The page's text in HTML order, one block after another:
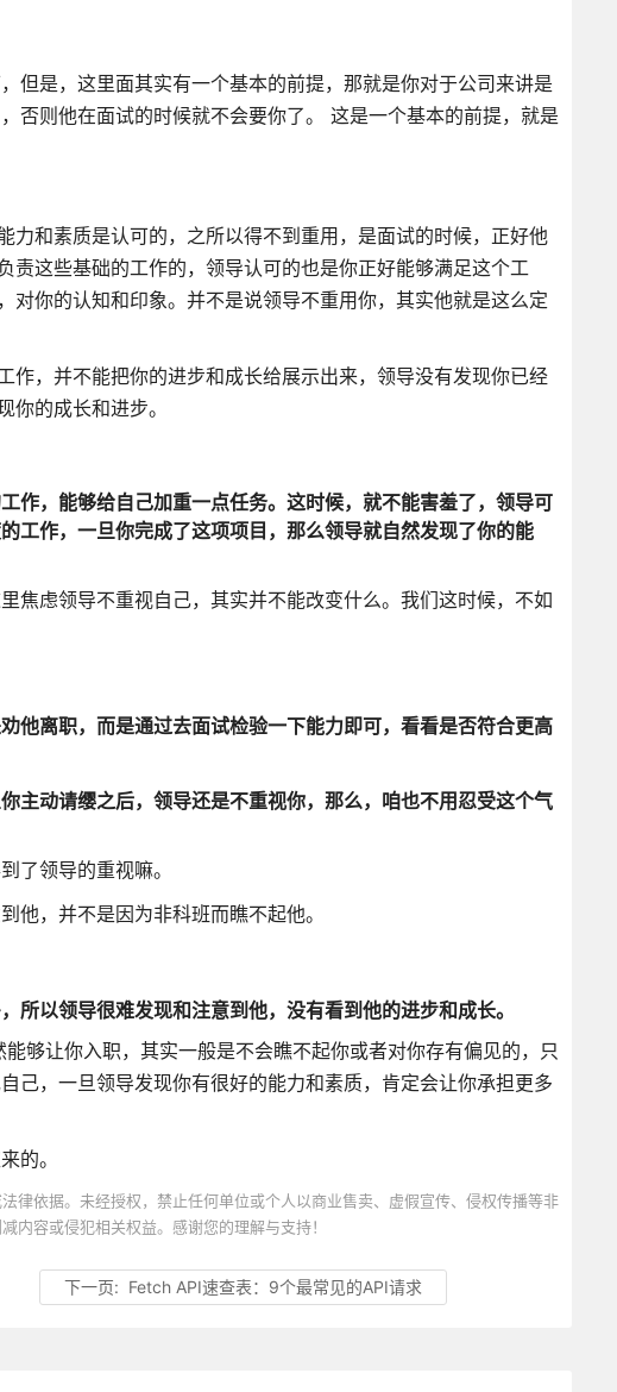
但是，这里面其实有一个基本的前提，那就是你对于公司来讲是
否则他在面试的时候就不会要你了。 这是一个基本的前提，就是
和素质是认可的，之所以得不到重用，是面试的时候，正好他
这些基础的工作的，领导认可的也是你正好能够满足这个工
你的认知和印象。并不是说领导不重用你，其实他就是这么定
，并不能把你的进步和成长给展示出来，领导没有发现你已经
的成长和进步。
作，能够给自己加重一点任务。这时候，就不能害羞了，领导可
工作，一旦你完成了这项项目，那么领导就自然发现了你的能
焦虑领导不重视自己，其实并不能改变什么。我们这时候，不如
他离职，而是通过去面试检验一下能力即可，看看是否符合更高
主动请缨之后，领导还是不重视你，那么，咱也不用忍受这个气
了领导的重视嘛。
他，并不是因为非科班而瞧不起他。
以领导很难发现和注意到他，没有看到他的进步和成长。
够让你入职，其实一般是不会瞧不起你或者对你存有偏见的，只
己，一旦领导发现你有很好的能力和素质，肯定会让你承担更多
的。
律依据。未经授权，禁止任何单位或个人以商业售卖、虚假宣传、侵权传播等非
内容或侵犯相关权益。感谢您的理解与支持！
下一页: Fetch API速查表：9个最常见的API请求